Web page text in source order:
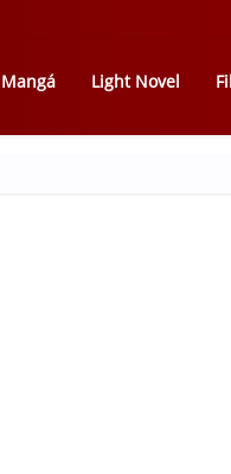
Mangá Light Novel